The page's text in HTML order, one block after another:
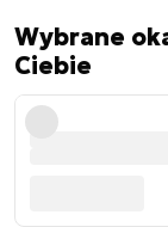
Wybrane
Ciebie